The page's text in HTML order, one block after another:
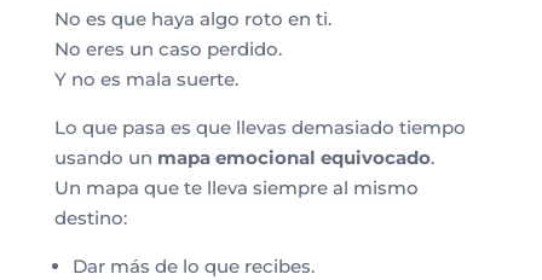
No es que haya algo roto en ti.
No eres un caso perdido.
Y no es mala suerte.
Lo que pasa es que llevas demasiado tiempo
usando un mapa emocional equivocado.
Un mapa que te lleva siempre al mismo
destino:
Dar más de lo que recibes.